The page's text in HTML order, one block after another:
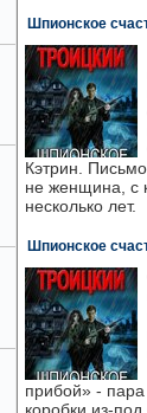
Шпионское
Кэтрин.
не женщина, с
несколько лет.
Шпионское
прибой» - пара